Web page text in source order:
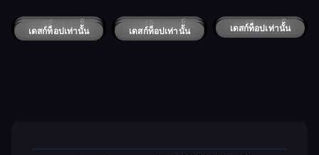
Happy Burger Bomb Defuse Online Idle Planet: Gym Tycoon
Splatmans Bad Dolls Epic Battles
เดสก์ท็อปเท่านั้น
Duo เดสก์ท็อปเท่านั้น Super Robo - Adventure เดสก์ท็อปเท่านั้น
Hospital Hustle
เดสก์ท็อปเท่านั้น
Miners' Adventure เดสก์ท็อปเท่านั้น เดสก์ท็อปเท่านั้นCyber Rage: Retribution
เดสก์ท็อปเท่านั้น เดสก์ท็อปเท่านั้น